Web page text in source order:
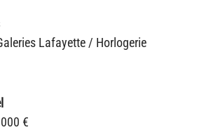
Lafayette / Horlogerie
€